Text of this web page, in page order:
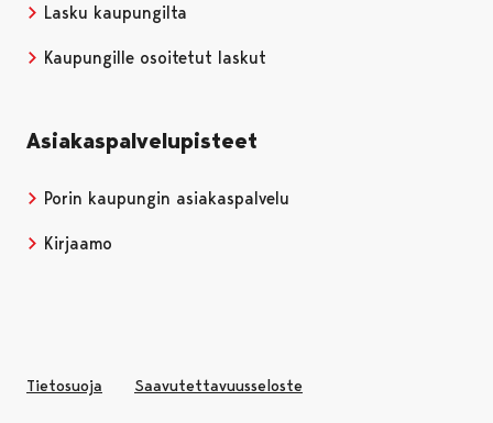
Lasku kaupungilta
Kaupungille osoitetut laskut
Asiakaspalvelupisteet
Porin kaupungin asiakaspalvelu
Kirjaamo
Tietosuoja Saavutettavuusseloste